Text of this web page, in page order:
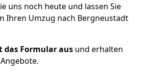
uns noch heute und lassen Sie
Ihren Umzug nach Bergneustadt
das Formular aus und erhalten